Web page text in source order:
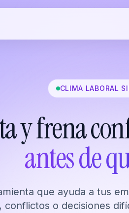
CLIMA LABORAL
y frena
antes de
que ayuda a tus
conflictos o decisiones